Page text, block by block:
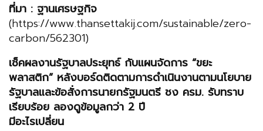
ที่มา : ฐานเศรษฐกิจ
(https://www.thansettakij.com/sustainable/zero-
carbon/562301)
เช็คผลงานรัฐบาลประยุทธ์ กับแผนจัดการ “ขยะ
พลาสติก” หลังบอร์ดติดตามการดำเนินงานตามนโยบาย
รัฐบาลและข้อสั่งการนายกรัฐมนตรี ชง ครม. รับทราบ
เรียบร้อย ลองดูข้อมูลกว่า 2 ปี
มีอะไรเปลี่ยน